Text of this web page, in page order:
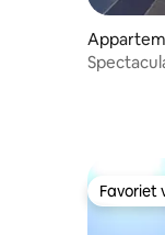
Favoriet
Favoriet